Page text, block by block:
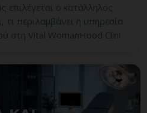
επιλέγεται ο κατάλληλος
τι περιλαμβάνει η υπηρεσία
στη Vital WomanHood Clini